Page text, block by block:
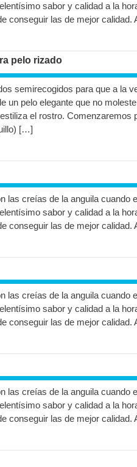
sabor y calidad a la
conseguir las de mejor
pelo rizado
semirecogidos para que a la
un pelo elegante que no
el rostro. Comenzaremos
[…]
las creías de la anguila cuando
sabor y calidad a la
conseguir las de mejor
las creías de la anguila cuando
sabor y calidad a la
conseguir las de mejor
las creías de la anguila cuando
sabor y calidad a la
conseguir las de mejor